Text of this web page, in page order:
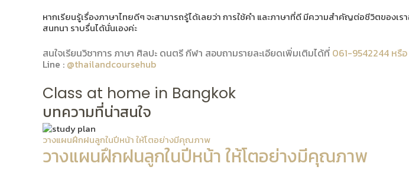
หากเรียนรู้เรื่องภาษาไทยดีๆ จะสามารถรู้ได้เลยว่า การใช้คำ และภาษาที่ดี มีความสำคัญต่อชีวิตของเ
สนทนา ราบรื่นได้นั่นเองค่ะ
สนใจเรียนวิชาการ ภาษา ศิลปะ ดนตรี กีฬา สอบถามรายละเอียดเพิ่มเติมได้ที่ 061-9542244 หรื
Line : @thailandcoursehub
Class at home in Bangkok
บทความที่น่าสนใจ
วางแผนฝึกฝนลูกในปีหน้า ให้โตอย่างมีคุณภาพ
วางแผนฝึกฝนลูกในปีหน้า ให้โตอย่างมีคุณภาพ